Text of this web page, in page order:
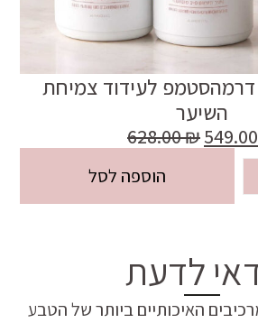
דרמהסטמפ לעידוד צמיחת
השיער
628.00₪549.00
הוספה לסל
לדעת
האיכותיים ביותר של הטבע